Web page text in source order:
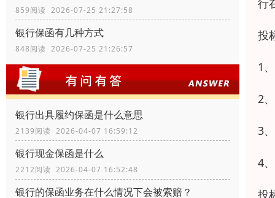
859阅读 2026-07-25 21:27:58
银行保函有几种方式
848阅读 2026-07-25 21:26:57
银行出具履约保函是什么意思
2139阅读 2026-04-07 16:59:12
银行现金保函是什么
2212阅读 2026-04-07 16:52:48
银行的保函业务在什么情况下会被索赔？
行
投
1
2
3
4
投